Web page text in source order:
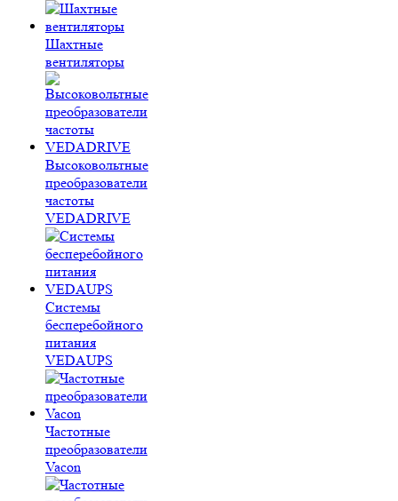
Шахтные
вентиляторы
Высоковольтные
преобразователи
частоты
VEDADRIVE
Системы
бесперебойного
питания
VEDAUPS
Частотные
преобразователи
Vacon